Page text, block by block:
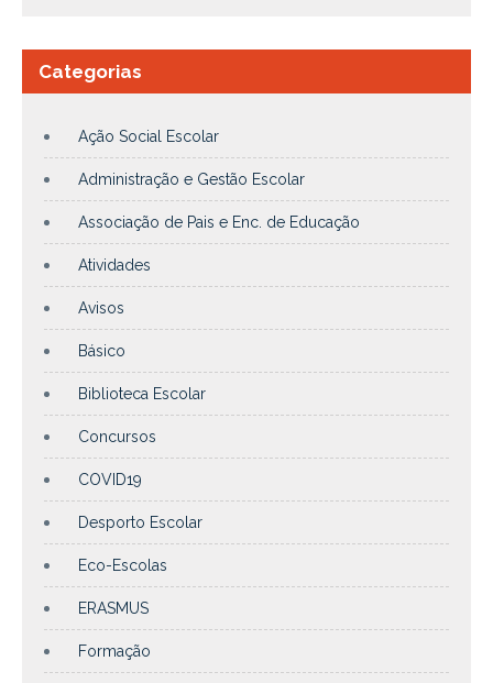
Categorias
Ação Social Escolar
Administração e Gestão Escolar
Associação de Pais e Enc. de Educação
Atividades
Avisos
Básico
Biblioteca Escolar
Concursos
COVID19
Desporto Escolar
Eco-Escolas
ERASMUS
Formação